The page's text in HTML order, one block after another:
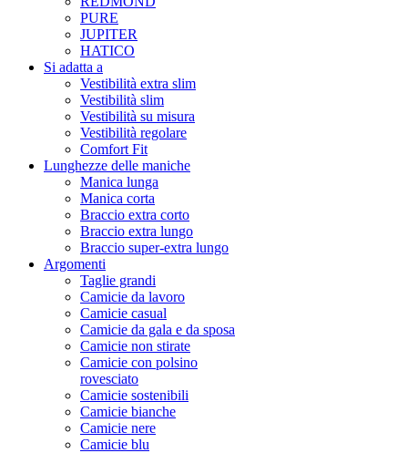
PURE
JUPITER
HATICO
Si adatta a
Vestibilità extra slim
Vestibilità slim
Vestibilità su misura
Vestibilità regolare
Comfort Fit
Lunghezze delle maniche
Manica lunga
Manica corta
Braccio extra corto
Braccio extra lungo
Braccio super-extra lungo
Argomenti
Taglie grandi
Camicie da lavoro
Camicie casual
Camicie da gala e da sposa
Camicie non stirate
Camicie con polsino
rovesciato
Camicie sostenibili
Camicie bianche
Camicie nere
Camicie blu